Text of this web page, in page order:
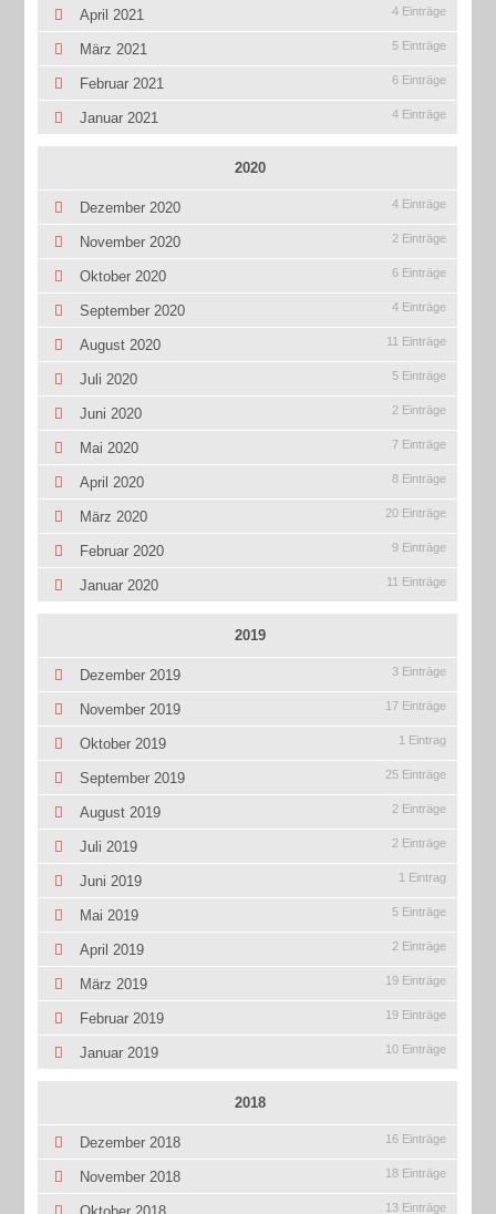
April 2021 4 Einträge
März 2021 5 Einträge
Februar 2021 6 Einträge
Januar 2021 4 Einträge
2020
Dezember 2020 4 Einträge
November 2020 2 Einträge
Oktober 2020 6 Einträge
September 2020 4 Einträge
August 2020 11 Einträge
Juli 2020 5 Einträge
Juni 2020 2 Einträge
Mai 2020 7 Einträge
April 2020 8 Einträge
März 2020 20 Einträge
Februar 2020 9 Einträge
Januar 2020 11 Einträge
2019
Dezember 2019 3 Einträge
November 2019 17 Einträge
Oktober 2019 1 Eintrag
September 2019 25 Einträge
August 2019 2 Einträge
Juli 2019 2 Einträge
Juni 2019 1 Eintrag
Mai 2019 5 Einträge
April 2019 2 Einträge
März 2019 19 Einträge
Februar 2019 19 Einträge
Januar 2019 10 Einträge
2018
Dezember 2018 16 Einträge
November 2018 18 Einträge
13 Einträge